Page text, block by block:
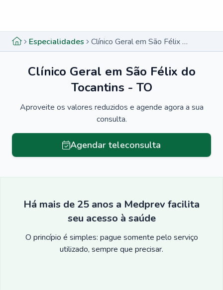
Especialidades Clínico Geral em São Félix do Tocantins - TO
Clínico Geral em São Félix do
Tocantins - TO
Aproveite os valores reduzidos e agende agora a sua
consulta.
Agendar teleconsulta
Há mais de 25 anos a Medprev facilita
seu acesso à saúde
O princípio é simples: pague somente pelo serviço
utilizado, sempre que precisar.